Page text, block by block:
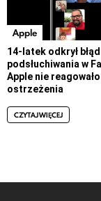
Apple
14-latek odkrył błąd
podsłuchiwania w
Apple nie
ostrzeżenia
CZYTAJ WIĘCEJ